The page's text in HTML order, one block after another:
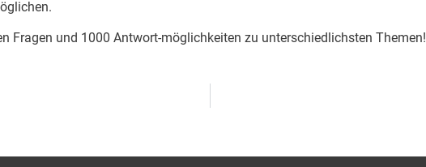
Fragen und 1000 Antwort-möglichkeiten zu unterschiedlichsten Themen!